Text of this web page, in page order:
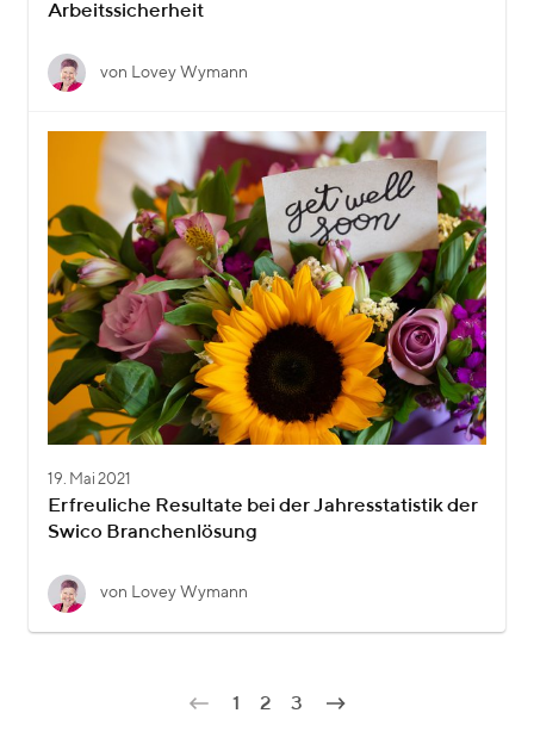
Arbeitssicherheit
von Lovey Wymann
19. Mai 2021
Erfreuliche Resultate bei der Jahresstatistik der
Swico Branchenlösung
von Lovey Wymann
1 2 3